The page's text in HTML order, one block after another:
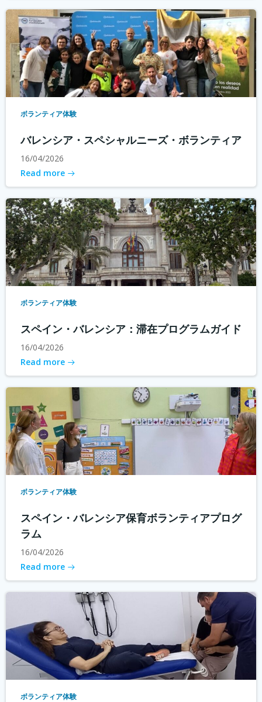
ボランティア体験
バレンシア・スペシャルニーズ・ボランティア
16/04/2026
Read more
ボランティア体験
スペイン・バレンシア：滞在プログラムガイド
16/04/2026
Read more
ボランティア体験
スペイン・バレンシア保育ボランティアプログ
ラム
16/04/2026
Read more
ボランティア体験